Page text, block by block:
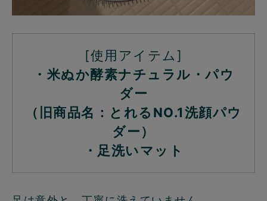
[使用アイテム]
・米ぬか酵素ナチュラル・パウ
ダー
（旧商品名：とれるNO.1洗顔パウ
ダー）
・足洗いマット